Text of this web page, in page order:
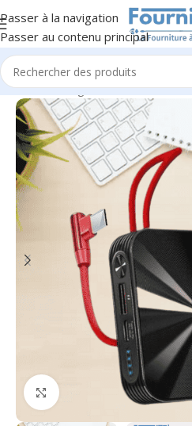
Passer à la navigation
Passer au contenu principal
Accueil/Chargeurs & Alimentation
Cliquez pour agrandir